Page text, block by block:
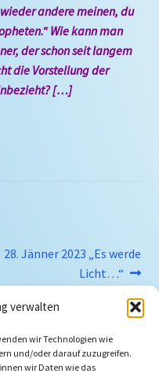
verwalten
wir Technologien wie
und/oder darauf zuzugreifen.
wir Daten wie das
andere meinen, du
Wie kann man
der schon seit langem
die Vorstellung der
[…]
Nächster
28. Jänner 2023 „Es werde
Licht…“